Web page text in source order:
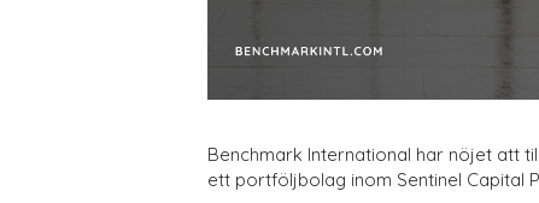
Benchmark International har nöjet att
ett portföljbolag inom Sentinel Capital